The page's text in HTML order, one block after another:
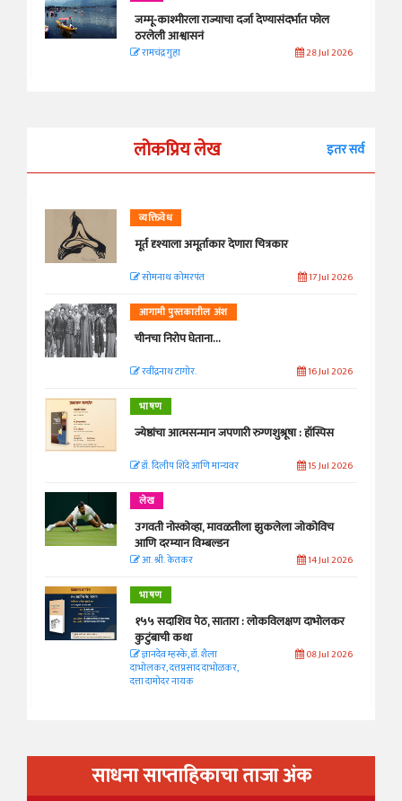
जम्मू-काश्मीरला राज्याचा दर्जा देण्यासंदर्भात फोल
ठरलेली आश्वासनं
रामचंद्र गुहा 28 Jul 2026
लोकप्रिय लेख इतर सर्व
व्यक्तिवेध
मूर्त दृश्याला अमूर्ताकार देणारा चित्रकार
सोमनाथ कोमरपंत 17 Jul 2026
आगामी पुस्तकातील अंश
चीनचा निरोप घेताना...
रवींद्रनाथ टागोर. 16 Jul 2026
भाषण
ज्येष्ठांचा आत्मसन्मान जपणारी रुग्णशुश्रूषा : हॉस्पिस
डॉ. दिलीप शिंदे आणि मान्यवर 15 Jul 2026
लेख
उगवती नोस्कोव्हा, मावळतीला झुकलेला जोकोविच
आणि दरम्यान विम्बल्डन
आ. श्री. केतकर 14 Jul 2026
भाषण
१५५ सदाशिव पेठ, सातारा : लोकविलक्षण दाभोलकर
कुटुंबाची कथा
ज्ञानदेव म्हस्के, डॉ. शैला
दाभोलकर, दत्तप्रसाद दाभोळकर,
दत्ता दामोदर नायक
08 Jul 2026
साधना साप्ताहिकाचा ताजा अंक